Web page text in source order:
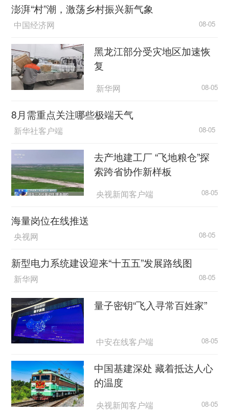
澎湃“村”潮，激荡乡村振兴新气象
中国经济网 08-05
黑龙江部分受灾地区加速恢
复
新华网 08-05
8月需重点关注哪些极端天气
新华社客户端 08-05
去产地建工厂 “飞地粮仓”探
索跨省协作新样板
央视新闻客户端 08-05
海量岗位在线推送
央视网 08-05
新型电力系统建设迎来“十五五”发展路线图
新华网 08-05
量子密钥“飞入寻常百姓家”
中安在线客户端 08-05
中国基建深处 藏着抵达人心
的温度
央视新闻客户端 08-05